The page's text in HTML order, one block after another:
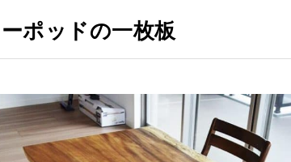
ポッドの一枚板